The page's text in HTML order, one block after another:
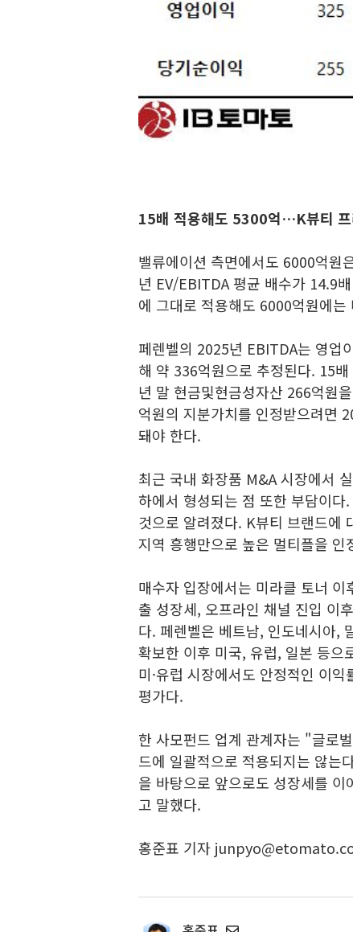
15배 적용해도 5300억…K뷰티 프
밸류에이션 측면에서도 6000억원
년 EV/EBITDA 평균 배수가 14.9
에 그대로 적용해도 6000억원에는
페렌벨의 2025년 EBITDA는 영업
해 약 336억원으로 추정된다. 15
년 말 현금및현금성자산 266억원
억원의 지분가치를 인정받으려면
돼야 한다.
최근 국내 화장품 M&A 시장에서
하에서 형성되는 점 또한 부담이
것으로 알려졌다. K뷰티 브랜드에
지역 흥행만으로 높은 멀티플을
매수자 입장에서는 미라클 토너
출 성장세, 오프라인 채널 진입 이
다. 페렌벨은 베트남, 인도네시아,
확보한 이후 미국, 유럽, 일본 등으
미·유럽 시장에서도 안정적인 이
평가다.
한 사모펀드 업계 관계자는 "글로
드에 일괄적으로 적용되지는 않는
을 바탕으로 앞으로도 성장세를
고 말했다.
홍준표 기자